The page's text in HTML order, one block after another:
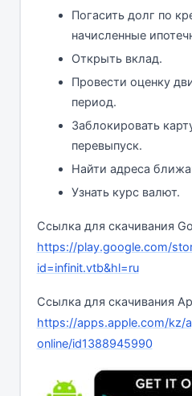
Погасить долг по
начисленные
Открыть вклад.
Провести оценку
период.
Заблокировать
перевыпуск.
Найти адреса
Узнать курс валют.
Ссылка для скачивания
https://play.google.com/
id=infinit.vtb&hl=ru
Ссылка для скачивания
https://apps.apple.com/kz/
online/id1388945990